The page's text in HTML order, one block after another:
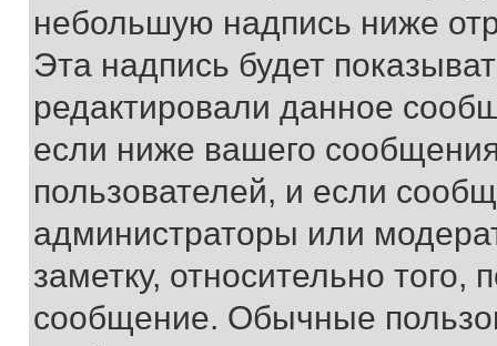
небольшую надпись ниже
Эта надпись будет
редактировали данное
если ниже вашего
пользователей, и если
администраторы или
заметку, относительно
сообщение. Обычные